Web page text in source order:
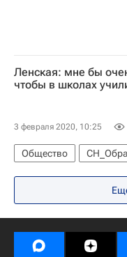
Ленская: мне бы
чтобы в школах
3 февраля 2020, 10:25
Общество